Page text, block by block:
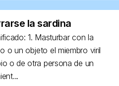
la sardina
1. Masturbar con la
o un objeto el miembro viril
o de otra persona de un